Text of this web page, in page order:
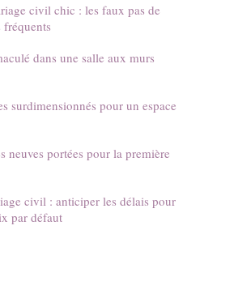
civil chic : les faux pas de
dans une salle aux murs
surdimensionnés pour un espace
neuves portées pour la première
civil : anticiper les délais pour
par défaut